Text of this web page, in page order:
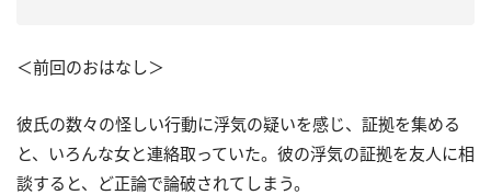
＜前回のおはなし＞
彼氏の数々の怪しい行動に浮気の疑いを感じ、証拠を集める
と、いろんな女と連絡取っていた。彼の浮気の証拠を友人に相
談すると、ど正論で論破されてしまう。